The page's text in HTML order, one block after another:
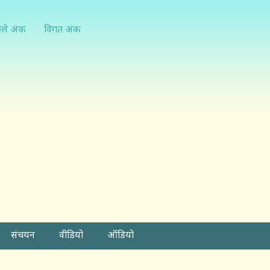
अंक विगत अंक
संचयन वीडियो ऑडियो